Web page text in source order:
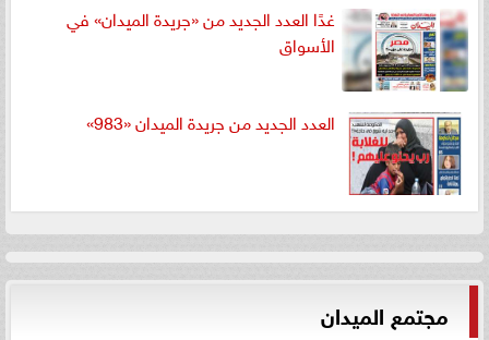
غدًا العدد الجديد من «جريدة الميدان» في
الأسواق
العدد الجديد من جريدة الميدان «983»
مجتمع الميدان